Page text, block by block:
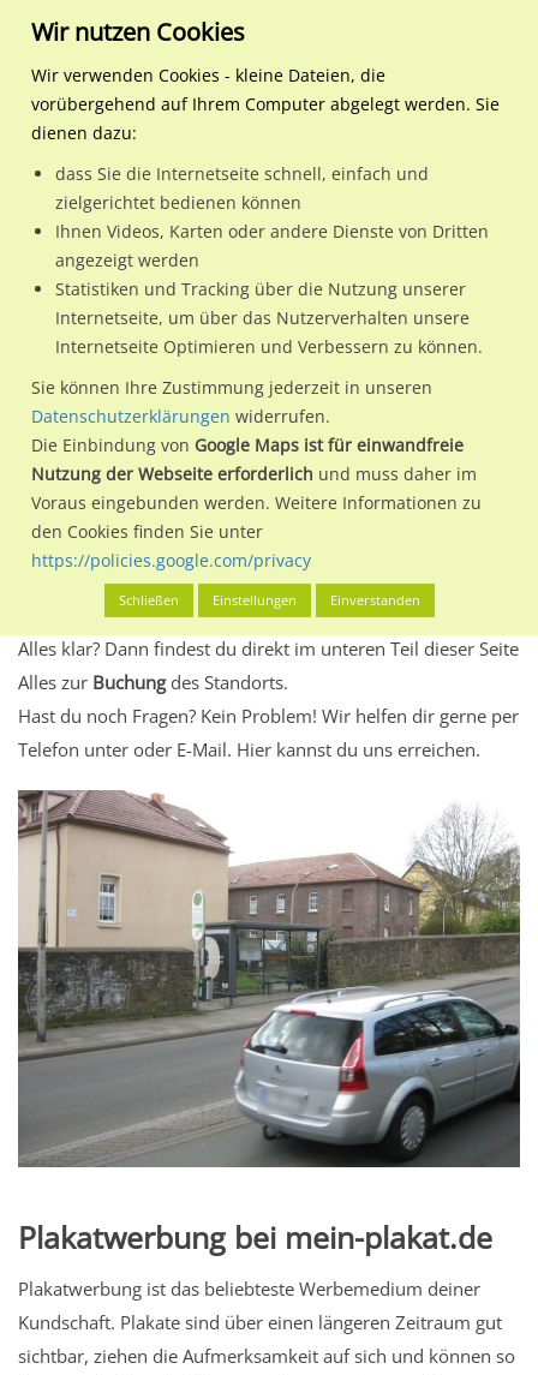
Regionale Plakatwerbung
Nordrhein-
Witten, Stadt
Herdecker Str. Nh.
Nutze günstige Werbemöglichkeiten am Standort Herdecker
Str. Nh. Eckardtstr./We.li.im Ortsteil Annen-Mitte-Nord)
Witten, Stadt.
Wir erheben für jede unserer Werbeflächen individuelle und
aktuelleStandortinformationenund Leistungswerte. Damit
kannst du dich schon vor der Buchung im Detail über den
Standort, seine Reichweite und Werbewirkung sowie
eventuelle Beschränkungen in den zugelassenen
Werbeinhalten informieren.
Alles klar? Dann findest du direkt im unteren Teil dieser Seite
Alles zur Buchungdes Standorts.
Hast du noch Fragen? Kein Problem! Wir helfen dir gerne per
Telefon unter oder E-Mail. Hier kannst du uns erreichen.
Plakatwerbung bei mein-plakat.de
Plakatwerbung ist das beliebteste Werbemedium deiner
Kundschaft. Plakate sind über einen längeren Zeitraum gut
sichtbar, ziehen die Aufmerksamkeit auf sich und können so
Wir nutzen Cookies
Wir verwenden Cookies - kleine Dateien, die
vorübergehend auf Ihrem Computer abgelegt werden. Sie
dienen dazu:
dass Sie die Internetseite schnell, einfach und
zielgerichtet bedienen können
Ihnen Videos, Karten oder andere Dienste von Dritten
angezeigt werden
Statistiken und Tracking über die Nutzung unserer
Internetseite, um über das Nutzerverhalten unsere
Internetseite Optimieren und Verbessern zu können.
Sie können Ihre Zustimmung jederzeit in unseren
Datenschutzerklärungen widerrufen.
Die Einbindung von Google Maps ist für einwandfreie
Nutzung der Webseite erforderlich und muss daher im
Voraus eingebunden werden. Weitere Informationen zu
den Cookies finden Sie unter
https://policies.google.com/privacy
Schließen Einstellungen Einverstanden